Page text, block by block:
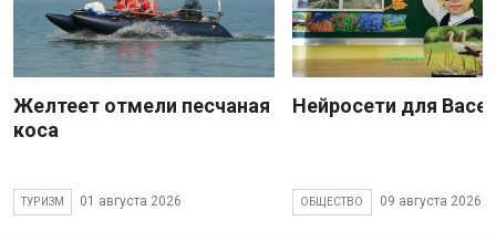
Желтеет отмели песчаная
коса
ТУРИЗМ 01 августа 2026
Нейросети для
ОБЩЕСТВО 09 августа 2026